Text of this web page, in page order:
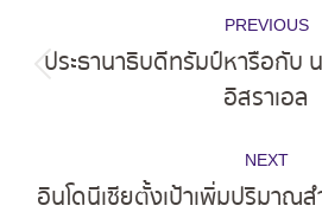
navigation
PREVIOUS
post:
ประธานาธิบดีทรัมป์หารือกับ
อิสราเอล
NEXT
Next
อินโดนีเซียตั้งเป้าเพิ่มปริมาณ